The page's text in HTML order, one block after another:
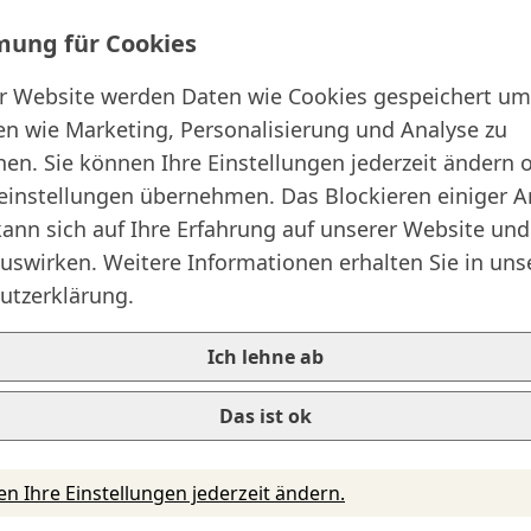
für Cookies
Website werden Daten wie Cookies gespeichert
wie Marketing, Personalisierung und Analyse zu
Sie können Ihre Einstellungen jederzeit ändern
übernehmen. Das Blockieren einiger
sich auf Ihre Erfahrung auf unserer Website
Weitere Informationen erhalten Sie in
Ihre Einstellungen jederzeit ändern.
Ich lehne ab
Das ist ok
Rechtliches
AGB
Datenschutz
Impressum
Informationssicherheit
Rechtliche Grundlagen